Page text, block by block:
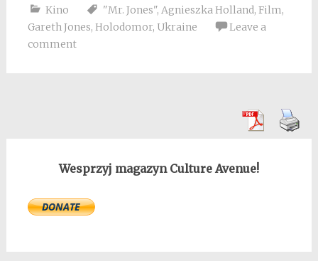
Kino "Mr. Jones", Agnieszka Holland, Film,
Gareth Jones, Holodomor, Ukraine
Leave a
comment
Wesprzyj magazyn Culture Avenue!